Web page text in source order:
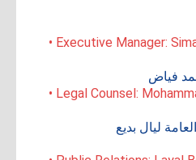
• Executive Manager:
فياض
• Legal Counsel:
ليال بديع